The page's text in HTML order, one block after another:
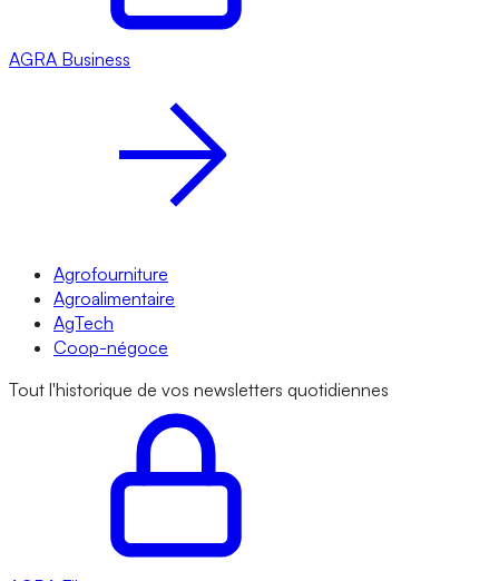
AGRA Business
Agrofourniture
Agroalimentaire
AgTech
Coop-négoce
Tout l'historique de vos newsletters quotidiennes